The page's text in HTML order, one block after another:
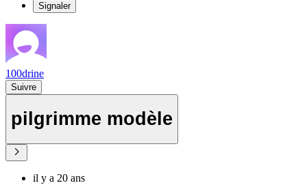
Signaler
100drine
Suivre
pilgrimme modèle
il y a 20 ans